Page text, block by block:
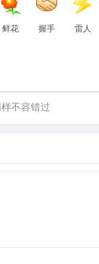
鲜花 握手 雷人
不容错过